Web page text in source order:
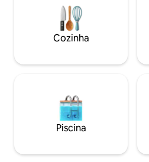
mediante pagamento
mais informações contatar
com o anfitrião. Uma Villa de montanha
construída à mais de 100 anos ,
com uma envolvente única e
recentemente e ampliada com
construção moderna e de design
desfrutando da vista e da
ao Guincho ao Cabo Espichel. A
Cozinha
Piscina